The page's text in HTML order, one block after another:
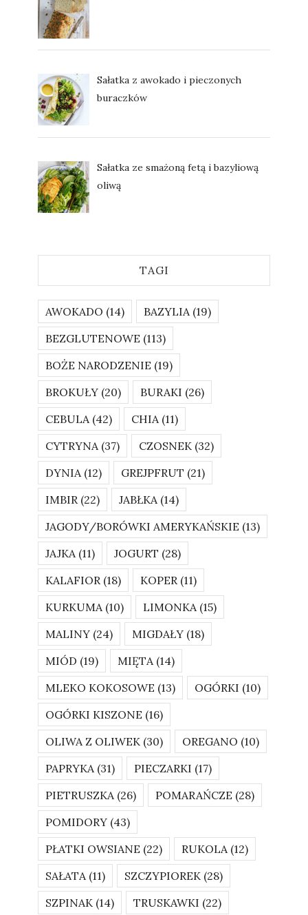
Sałatka z awokado i pieczonych
buraczków
Sałatka ze smażoną fetą i bazyliową
oliwą
TAGI
AWOKADO (14) BAZYLIA (19)
BEZGLUTENOWE (113)
BOŻE NARODZENIE (19)
BROKUŁY (20) BURAKI (26)
CEBULA (42) CHIA (11)
CYTRYNA (37) CZOSNEK (32)
DYNIA (12) GREJPFRUT (21)
IMBIR (22) JABŁKA (14)
JAGODY/BORÓWKI AMERYKAŃSKIE (13)
JAJKA (11) JOGURT (28)
KALAFIOR (18) KOPER (11)
KURKUMA (10) LIMONKA (15)
MALINY (24) MIGDAŁY (18)
MIÓD (19) MIĘTA (14)
MLEKO KOKOSOWE (13) OGÓRKI (10)
OGÓRKI KISZONE (16)
OLIWA Z OLIWEK (30) OREGANO (10)
PAPRYKA (31) PIECZARKI (17)
PIETRUSZKA (26) POMARAŃCZE (28)
POMIDORY (43)
PŁATKI OWSIANE (22) RUKOLA (12)
SAŁATA (11) SZCZYPIOREK (28)
SZPINAK (14) TRUSKAWKI (22)